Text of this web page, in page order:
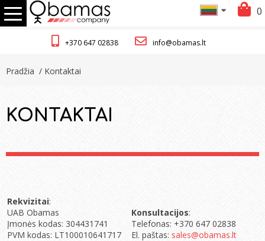
+370 647 02838 info@obamas.lt
0
Pradžia / Kontaktai
KONTAKTAI
Rekvizitai:
UAB Obamas
Įmonės kodas: 304431741
PVM kodas: LT100010641717
Konsultacijos:
Telefonas: +370 647 02838
El. paštas: sales@obamas.lt